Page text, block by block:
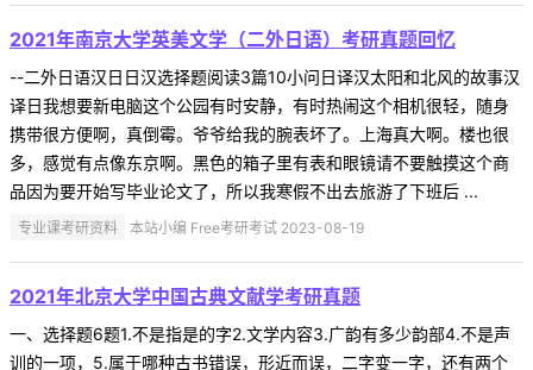
2021年南京大学英美文学（二外日语）考研真题回忆
--二外日语汉日日汉选择题阅读3篇10小问日译汉太阳和北风的故事汉
译日我想要新电脑这个公园有时安静，有时热闹这个相机很轻，随身
携带很方便啊，真倒霉。爷爷给我的腕表坏了。上海真大啊。楼也很
多，感觉有点像东京啊。黑色的箱子里有表和眼镜请不要触摸这个商
品因为要开始写毕业论文了，所以我寒假不出去旅游了下班后 ...
专业课考研资料 本站小编 Free考研考试 2023-08-19
2021年北京大学中国古典文献学考研真题
一、选择题6题1.不是指是的字2.文学内容3.广韵有多少韵部4.不是声
训的一项，5.属于哪种古书错误，形近而误，二字变一字，还有两个